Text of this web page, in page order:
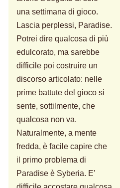
una settimana di gioco.
Lascia perplessi, Paradise.
Potrei dire qualcosa di più
edulcorato, ma sarebbe
difficile poi costruire un
discorso articolato: nelle
prime battute del gioco si
sente, sottilmente, che
qualcosa non va.
Naturalmente, a mente
fredda, è facile capire che
il primo problema di
Paradise è Syberia. E'